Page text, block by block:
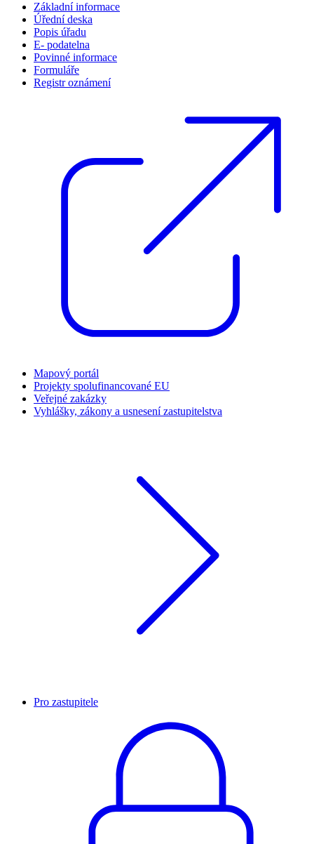
Základní informace
Úřední deska
Popis úřadu
E- podatelna
Povinné informace
Formuláře
Registr oznámení
Mapový portál
Projekty spolufinancované EU
Veřejné zakázky
Vyhlášky, zákony a usnesení zastupitelstva
Pro zastupitele